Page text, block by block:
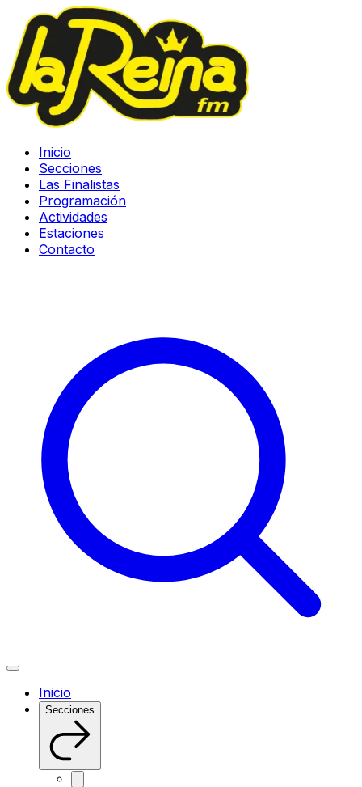
Inicio
Secciones
Las Finalistas
Programación
Actividades
Estaciones
Contacto
Inicio
Secciones